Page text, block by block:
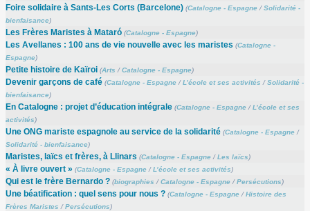
Foire solidaire à Sants-Les Corts (Barcelone) (Catalogne - Espagne/Solidarité -
bienfaisance)
Les Frères Maristes à Mataró (Catalogne - Espagne)
Les Avellanes : 100 ans de vie nouvelle avec les maristes (Catalogne -
Espagne)
Petite histoire de Kaïroi (Arts /Catalogne - Espagne)
Devenir garçons de café (Catalogne - Espagne/L’école et ses activités /Solidarité -
bienfaisance)
En Catalogne : projet d’éducation intégrale (Catalogne - Espagne/L’école et ses
activités)
Une ONG mariste espagnole au service de la solidarité (Catalogne - Espagne/
Solidarité - bienfaisance)
Maristes, laïcs et frères, à Llinars (Catalogne - Espagne/Les laïcs)
« À livre ouvert » (Catalogne - Espagne/L’école et ses activités)
Qui est le frère Bernardo ? (biographies /Catalogne - Espagne/Persécutions)
Une béatification : quel sens pour nous ? (Catalogne - Espagne/Histoire des
Frères Maristes /Persécutions)